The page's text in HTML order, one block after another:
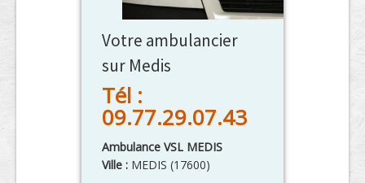
Votre ambulancier
sur Medis
Tél :
09.77.29.07.43
Ambulance VSL MEDIS
Ville : MEDIS (17600)